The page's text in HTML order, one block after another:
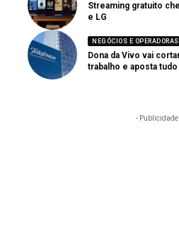
Streaming gratuito
e LG
NEGÓCIOS E OPERADORAS
Dona da Vivo vai
trabalho e aposta tudo
- Publicidade